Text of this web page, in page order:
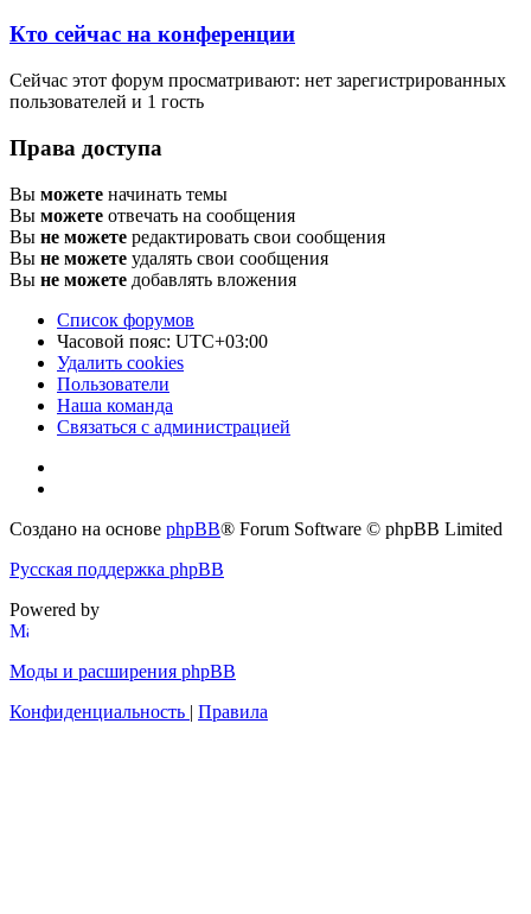
Кто сейчас на конференции
Сейчас этот форум просматривают: нет зарегистрированных
пользователей и 1 гость
Права доступа
Вы можете начинать темы
Вы можете отвечать на сообщения
Вы не можете редактировать свои сообщения
Вы не можете удалять свои сообщения
Вы не можете добавлять вложения
Список форумов
Часовой пояс: UTC+03:00
Удалить cookies
Пользователи
Наша команда
Связаться с администрацией
Создано на основе phpBB® Forum Software © phpBB Limited
Русская поддержка phpBB
Powered by
Моды и расширения phpBB
Конфиденциальность | Правила